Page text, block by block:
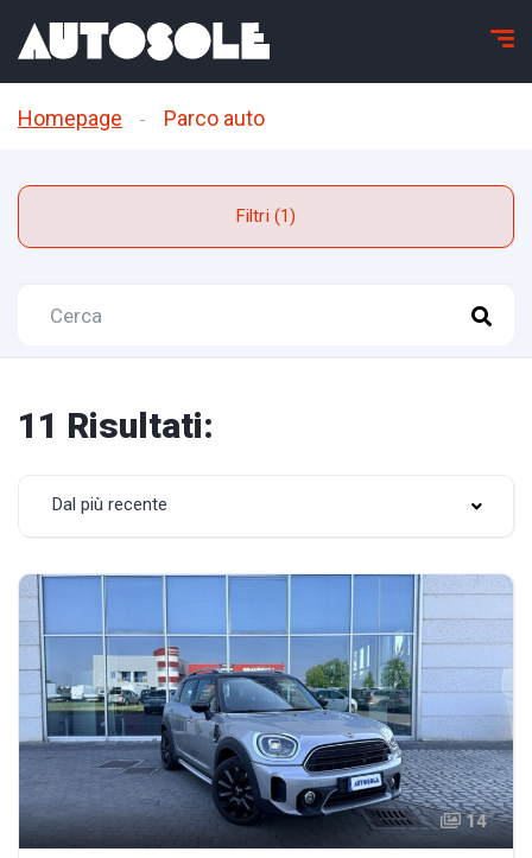
Homepage Parco auto
Filtri (1)
11 Risultati:
Dal più recente
14